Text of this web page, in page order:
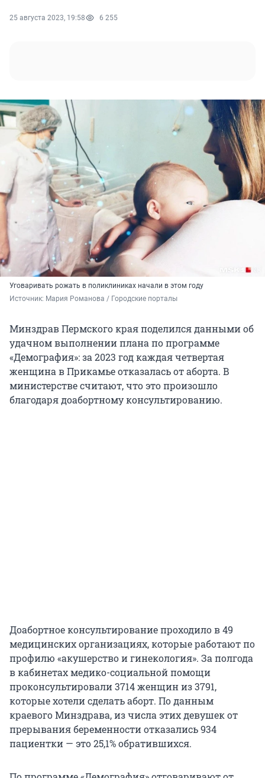
25 августа 2023, 19:58 6 255
Уговаривать рожать в поликлиниках начали в этом году
Источник: Мария Романова / Городские порталы
Минздрав Пермского края поделился данными об
удачном выполнении плана по программе
«Демография»: за 2023 год каждая четвертая
женщина в Прикамье отказалась от аборта. В
министерстве считают, что это произошло
благодаря доабортному консультированию.
Доабортное консультирование проходило в 49
медицинских организациях, которые работают по
профилю «акушерство и гинекология». За полгода
в кабинетах медико-социальной помощи
проконсультировали 3714 женщин из 3791,
которые хотели сделать аборт. По данным
краевого Минздрава, из числа этих девушек от
прерывания беременности отказались 934
пациентки — это 25,1% обратившихся.